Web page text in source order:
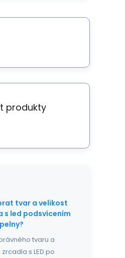
produkty
tvar a velikost
s led podsvícením
tvaru a
s LED po